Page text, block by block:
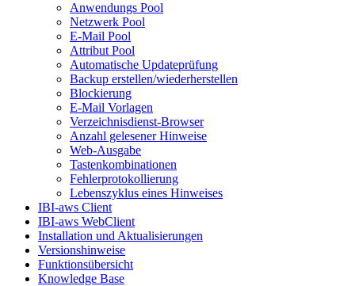
Anwendungs Pool
Netzwerk Pool
E-Mail Pool
Attribut Pool
Automatische Updateprüfung
Backup erstellen/wiederherstellen
Blockierung
E-Mail Vorlagen
Verzeichnisdienst-Browser
Anzahl gelesener Hinweise
Web-Ausgabe
Tastenkombinationen
Fehlerprotokollierung
Lebenszyklus eines Hinweises
IBI-aws Client
IBI-aws WebClient
Installation und Aktualisierungen
Versionshinweise
Funktionsübersicht
Knowledge Base